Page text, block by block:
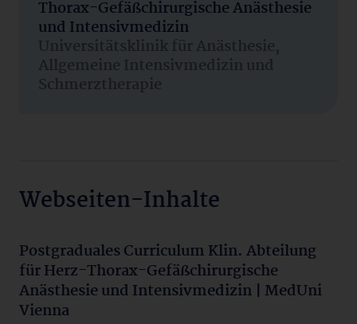
Thorax-Gefäßchirurgische Anästhesie
und Intensivmedizin
Universitätsklinik für Anästhesie,
Allgemeine Intensivmedizin und
Schmerztherapie
Webseiten-Inhalte
Postgraduales Curriculum Klin. Abteilung
für Herz-Thorax-Gefäßchirurgische
Anästhesie und Intensivmedizin | MedUni
Vienna